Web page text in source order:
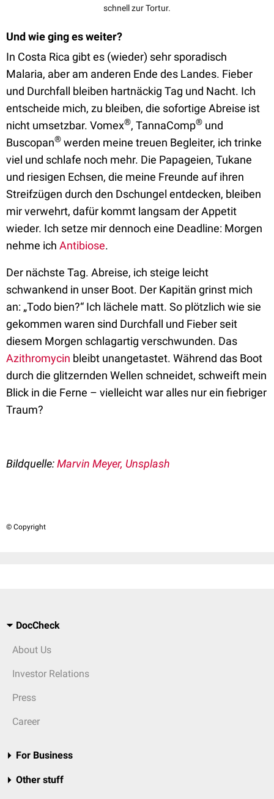
schnell zur Tortur.
Und wie ging es weiter?
In Costa Rica gibt es (wieder) sehr sporadisch
Malaria, aber am anderen Ende des Landes. Fieber
und Durchfall bleiben hartnäckig Tag und Nacht. Ich
entscheide mich, zu bleiben, die sofortige Abreise ist
nicht umsetzbar. Vomex®, TannaComp® und
Buscopan® werden meine treuen Begleiter, ich trinke
viel und schlafe noch mehr. Die Papageien, Tukane
und riesigen Echsen, die meine Freunde auf ihren
Streifzügen durch den Dschungel entdecken, bleiben
mir verwehrt, dafür kommt langsam der Appetit
wieder. Ich setze mir dennoch eine Deadline: Morgen
nehme ich Antibiose.
Der nächste Tag. Abreise, ich steige leicht
schwankend in unser Boot. Der Kapitän grinst mich
an: „Todo bien?“ Ich lächele matt. So plötzlich wie sie
gekommen waren sind Durchfall und Fieber seit
diesem Morgen schlagartig verschwunden. Das
Azithromycin bleibt unangetastet. Während das Boot
durch die glitzernden Wellen schneidet, schweift mein
Blick in die Ferne – vielleicht war alles nur ein fiebriger
Traum?
Bildquelle:Marvin Meyer, Unsplash
© Copyright
DocCheck
About Us
Investor Relations
Press
Career
For Business
Other stuff